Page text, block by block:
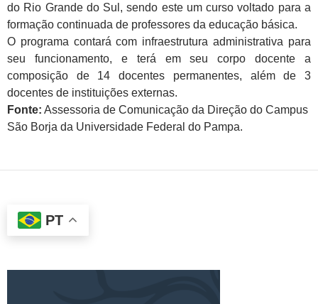
do Rio Grande do Sul, sendo este um curso voltado para a
formação continuada de professores da educação básica.
O programa contará com infraestrutura administrativa para
seu funcionamento, e terá em seu corpo docente a
composição de 14 docentes permanentes, além de 3
docentes de instituições externas.
Fonte: Assessoria de Comunicação da Direção do Campus
São Borja da Universidade Federal do Pampa.
PT